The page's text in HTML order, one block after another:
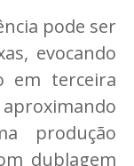
pode ser
evocando
em terceira
produção
dublagem